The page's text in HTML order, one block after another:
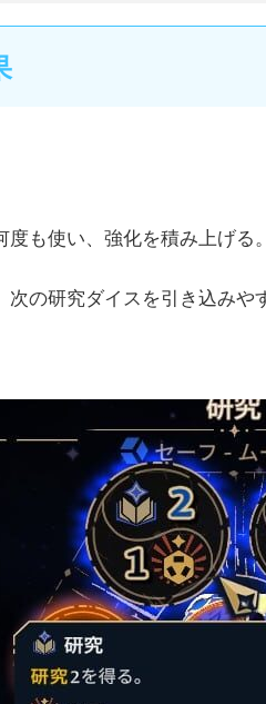
度も使い、強化を積み上げる。
次の研究ダイスを引き込みや